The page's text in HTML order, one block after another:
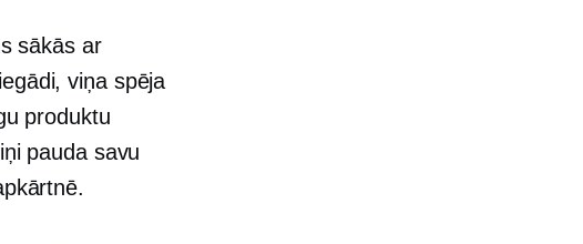
sākās ar
viņa spēja
produktu
pauda savu